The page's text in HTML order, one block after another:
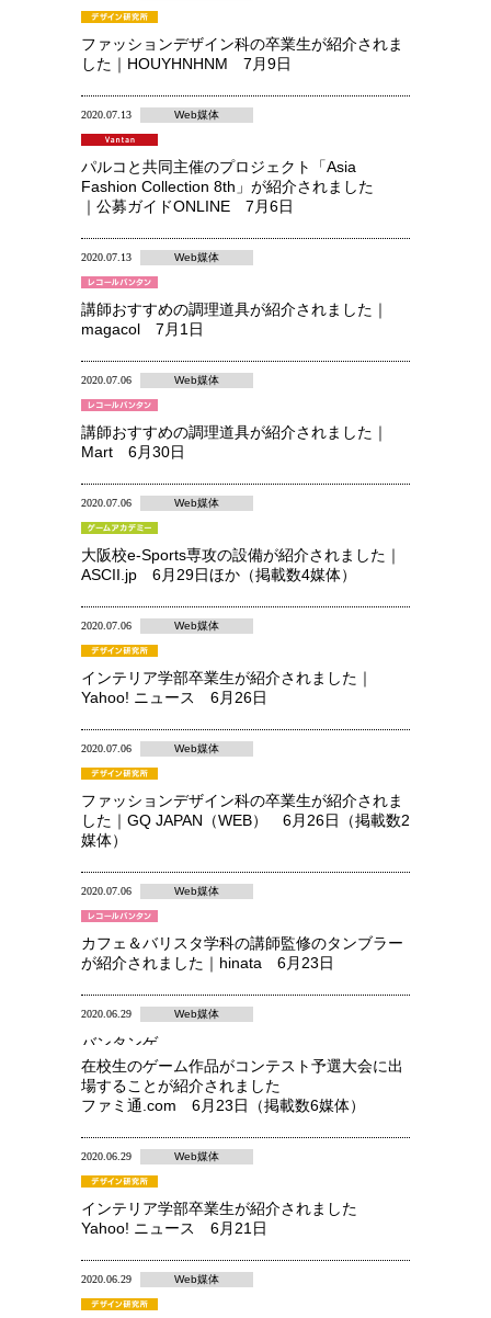
ファッションデザイン科の卒業生が紹介されま
した｜HOUYHNHNM 7月9日
2020.07.13 Web媒体
パルコと共同主催のプロジェクト「Asia
Fashion Collection 8th」が紹介されました
｜公募ガイドONLINE 7月6日
2020.07.13 Web媒体
講師おすすめの調理道具が紹介されました｜
magacol 7月1日
2020.07.06 Web媒体
講師おすすめの調理道具が紹介されました｜
Mart 6月30日
2020.07.06 Web媒体
大阪校e-Sports専攻の設備が紹介されました｜
ASCII.jp 6月29日ほか（掲載数4媒体）
2020.07.06 Web媒体
インテリア学部卒業生が紹介されました｜
Yahoo! ニュース 6月26日
2020.07.06 Web媒体
ファッションデザイン科の卒業生が紹介されま
した｜GQ JAPAN（WEB） 6月26日（掲載数2
媒体）
2020.07.06 Web媒体
カフェ＆バリスタ学科の講師監修のタンブラー
が紹介されました｜hinata 6月23日
2020.06.29 Web媒体
バンタンゲ
ームアカデ
ミー 高等
部
在校生のゲーム作品がコンテスト予選大会に出
場することが紹介されました
ファミ通.com 6月23日（掲載数6媒体）
2020.06.29 Web媒体
インテリア学部卒業生が紹介されました
Yahoo! ニュース 6月21日
2020.06.29 Web媒体